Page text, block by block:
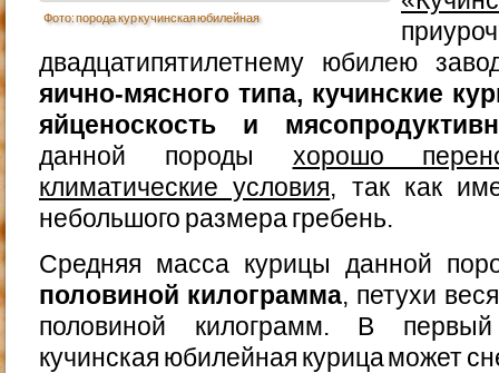
Фото: порода кур кучинская юбилейная
двадцатипятилетнему юбилею
яично-мясного типа, кучинские
яйценоскость и
данной породы хорошо
климатические условия, так как
небольшого размера гребень.
Средняя масса курицы данной
половиной килограмма, петухи
половиной килограмм. В первый
кучинская юбилейная курица может